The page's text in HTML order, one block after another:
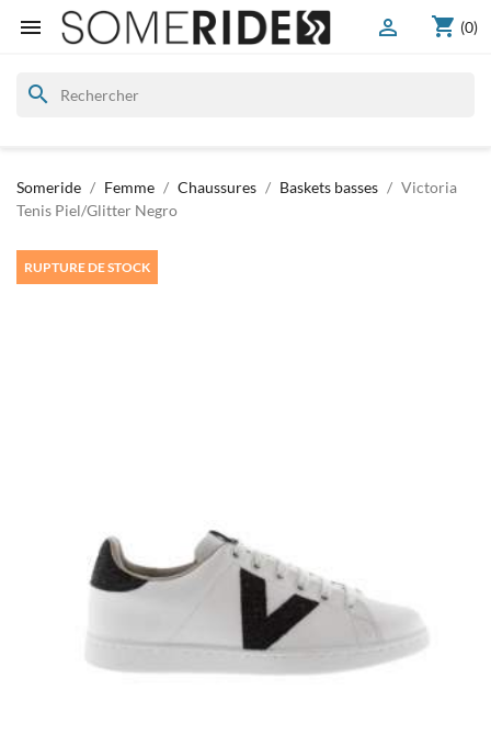
 shopping_cart (0)

search
Someride Femme Chaussures Baskets basses
Victoria
Tenis Piel/Glitter Negro
RUPTURE DE STOCK